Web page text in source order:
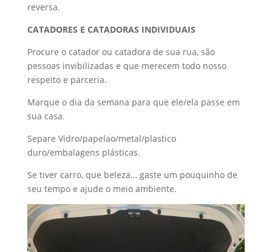
reversa.
CATADORES E CATADORAS INDIVIDUAIS
Procure o catador ou catadora de sua rua, são
pessoas invibilizadas e que merecem todo nosso
respeito e parceria.
Marque o dia da semana para que ele/ela passe em
sua casa.
Separe Vidro/papelao/metal/plastico
duro/embalagens plásticas.
Se tiver carro, que beleza… gaste um pouquinho de
seu tempo e ajude o meio ambiente.